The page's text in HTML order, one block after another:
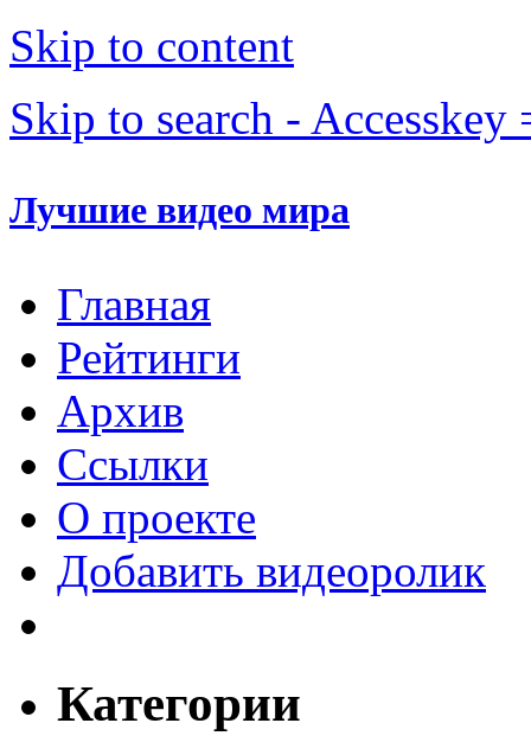
Skip to content
Skip to search - Accesskey
Лучшие видео мира
Главная
Рейтинги
Архив
Ссылки
О проекте
Добавить видеоролик
Категории